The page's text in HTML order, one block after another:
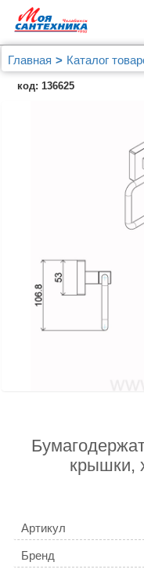
Главная Каталог
Бумагодержатель
(AZ-87010A)
код: 136625
крышки,
Артикул
Бренд